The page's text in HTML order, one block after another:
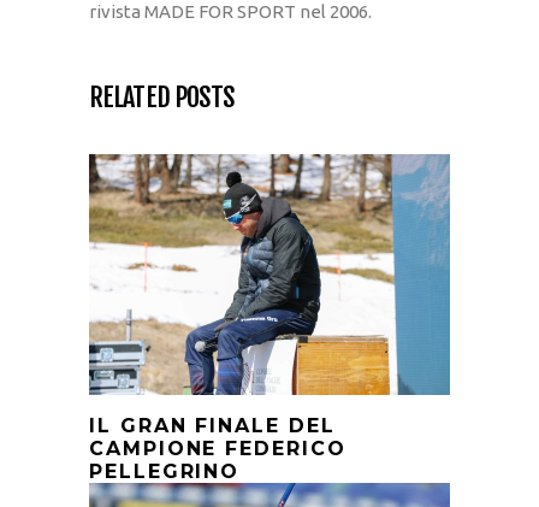
rivista MADE FOR SPORT nel 2006.
RELATED POSTS
IL GRAN FINALE DEL
CAMPIONE FEDERICO
PELLEGRINO